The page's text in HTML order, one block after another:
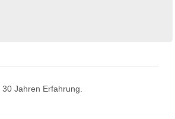
Jahren Erfahrung.